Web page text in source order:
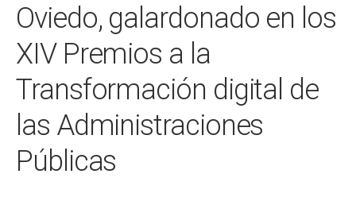
Oviedo, galardonado en los
XIV Premios a la
Transformación digital de
las Administraciones
Públicas